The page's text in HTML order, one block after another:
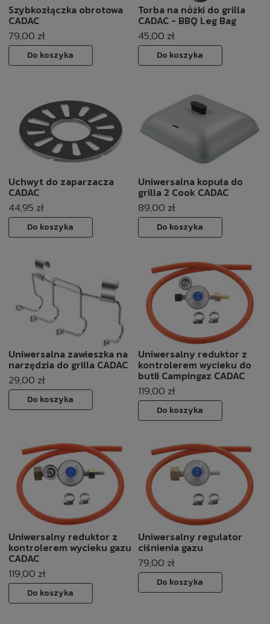
Szybkozłączka obrotowa
CADAC
79,00 zł
Do koszyka
Torba na nóżki do grilla
CADAC - BBQ Leg Bag
45,00 zł
Do koszyka
Uchwyt do zaparzacza
CADAC
44,95 zł
Do koszyka
Uniwersalna kopuła do
grilla 2 Cook CADAC
89,00 zł
Do koszyka
Uniwersalna zawieszka na
narzędzia do grilla CADAC
29,00 zł
Do koszyka
Uniwersalny reduktor z
kontrolerem wycieku do
butli Campingaz CADAC
119,00 zł
Do koszyka
Uniwersalny reduktor z
kontrolerem wycieku gazu
CADAC
119,00 zł
Do koszyka
Uniwersalny regulator
ciśnienia gazu
79,00 zł
Do koszyka